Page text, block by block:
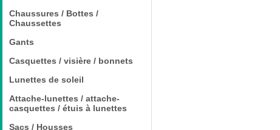
Chaussures / Bottes /
Chaussettes
Gants
Casquettes / visière / bonnets
Lunettes de soleil
Attache-lunettes / attache-
casquettes / étuis à lunettes
Sacs / Housses